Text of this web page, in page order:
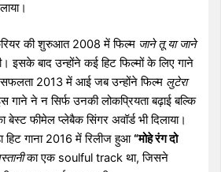
की शुरुआत 2008 में फिल्म जाने तू या जाने
इसके बाद उन्होंने कई हिट फिल्मों के लिए गाने
2013 में आई जब उन्होंने फिल्म लुटेरा
गाने ने न सिर्फ उनकी लोकप्रियता बढ़ाई बल्कि
फीमेल प्लेबैक सिंगर अवॉर्ड भी दिलाया।
गाना 2016 में रिलीज हुआ“मोहे रंग दो
का एक soulful track था, जिसने